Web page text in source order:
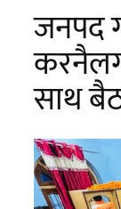
जनपद
साथ